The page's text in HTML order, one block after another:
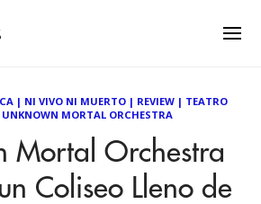
| NI VIVO NI MUERTO| REVIEW| TEATRO
UNKNOWN MORTAL ORCHESTRA
Mortal Orchestra
Coliseo Lleno de